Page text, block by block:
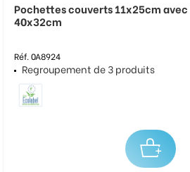
Pochettes couverts 11x25cm
40x32cm
Réf. 0A8924
Regroupement de 3 produits